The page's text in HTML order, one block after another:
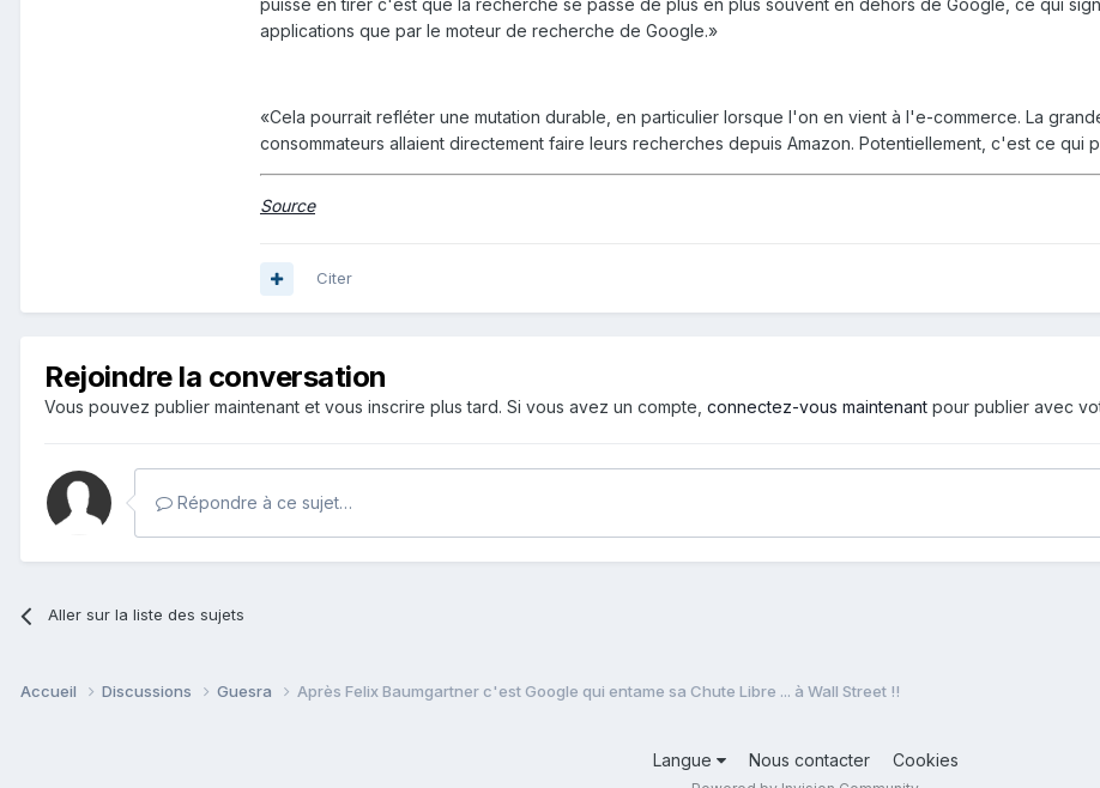
puisse en tirer c'est que la recherche se passe de plus en plus souvent en dehors de Google, ce qui
applications que par le moteur de recherche de Google.»
«Cela pourrait refléter une mutation durable, en particulier lorsque l'on en vient à l'e-commerce. La
consommateurs allaient directement faire leurs recherches depuis Amazon. Potentiellement, c'est ce qui
Source
Citer
Rejoindre la conversation
Vous pouvez publier maintenant et vous inscrire plus tard. Si vous avez un compte, connectez-vous maintenant pour publier avec
Répondre à ce sujet…
Aller sur la liste des sujets
Accueil Discussions Guesra Après Felix Baumgartner c'est Google qui entame sa Chute Libre ... à Wall Street !!
Langue Nous contacter Cookies